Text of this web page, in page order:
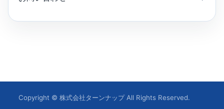
Copyright © 株式会社ターンナップ All Rights Reserved.